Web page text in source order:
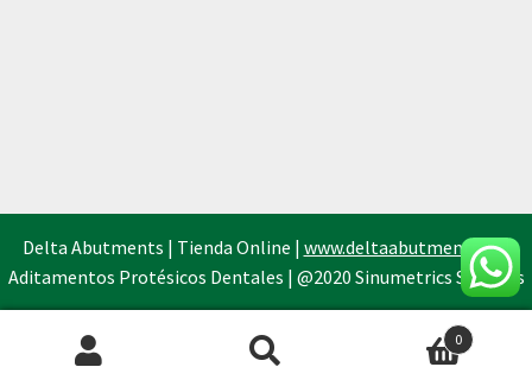
Delta Abutments | Tienda Online | www.deltaabutments.es|
Aditamentos Protésicos Dentales | @2020 Sinumetrics Systems
Búsqueda
0